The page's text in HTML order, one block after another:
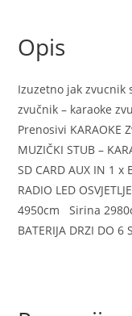
Opis
Izuzetno jak
zvučnik – karaoke
Prenosivi KARAOKE
MUZIČKI STUB –
SD CARD AUX IN 1 x
RADIO LED
4950cm Sirina
BATERIJA DRZI DO